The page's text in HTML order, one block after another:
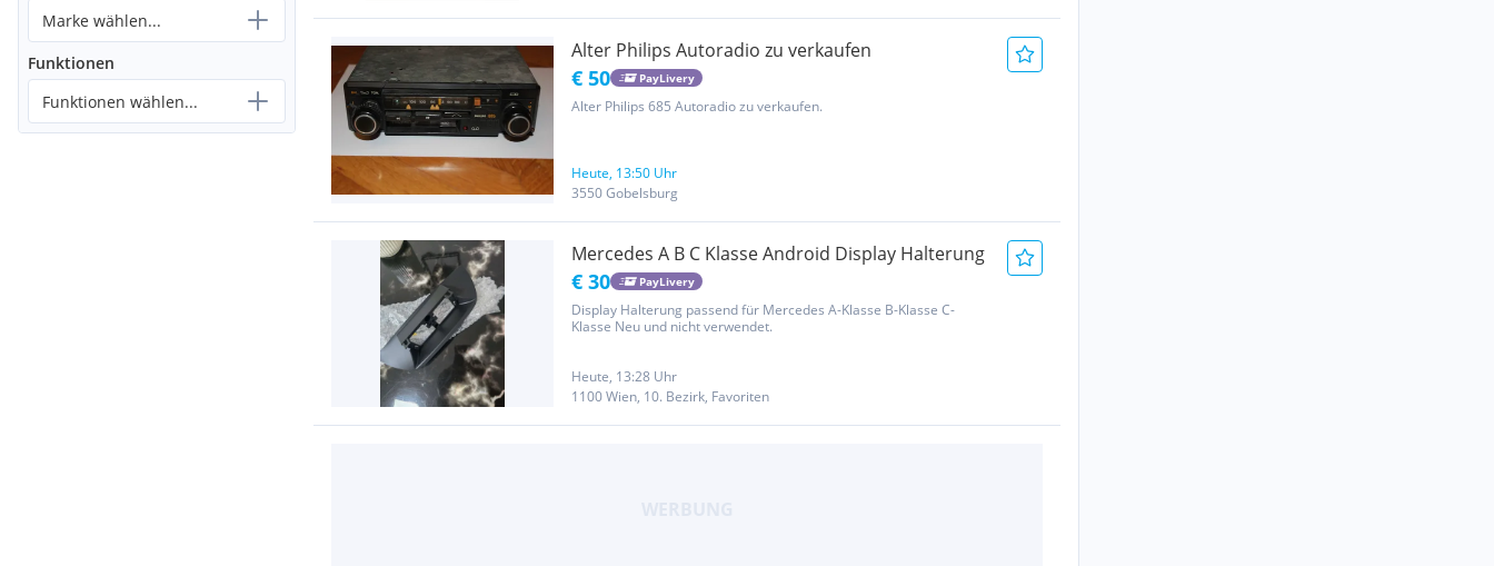
Marke wählen...
Funktionen
Funktionen wählen...
Alter Philips Autoradio zu verkaufen
€ 50 PayLivery
Alter Philips 685 Autoradio zu verkaufen.
Heute, 13:50 Uhr
3550 Gobelsburg
Mercedes A B C Klasse Android Display Halterung
€ 30 PayLivery
Display Halterung passend für Mercedes A-Klasse B-Klasse C-
Klasse Neu und nicht verwendet.
Heute, 13:28 Uhr
1100 Wien, 10. Bezirk, Favoriten